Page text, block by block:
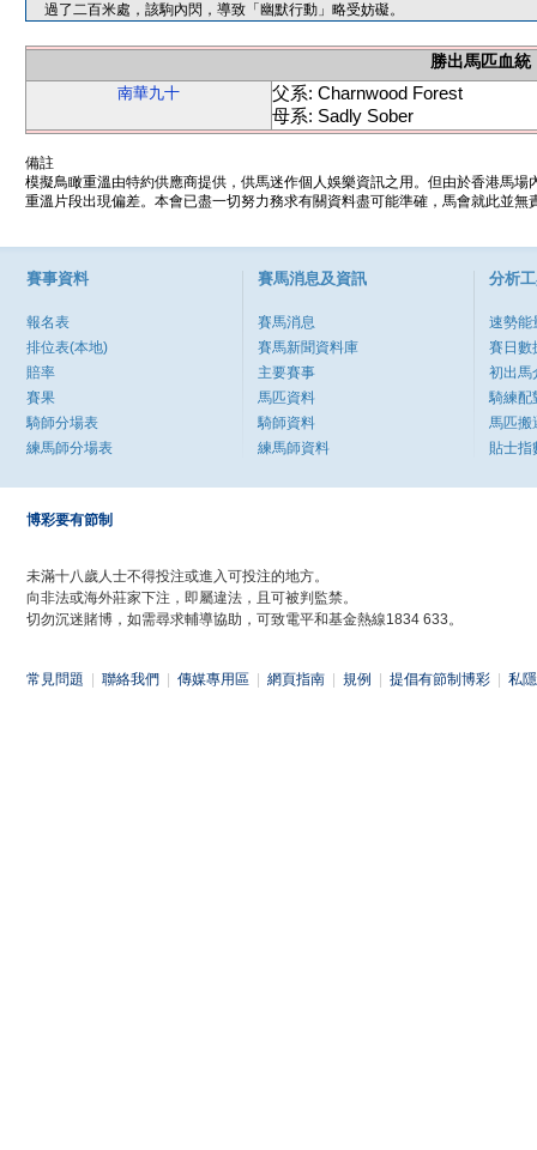
過了二百米處，該駒內閃，導致「幽默行動」略受妨礙。
勝出馬匹血統
南華九十
父系: Charnwood Forest
母系: Sadly Sober
備註
模擬鳥瞰重溫由特約供應商提供，供馬迷作個人娛樂資訊之用。但由於香港馬
重溫片段出現偏差。本會已盡一切努力務求有關資料盡可能準確，馬會就此並
賽事資料
報名表
排位表(本地)
賠率
賽果
騎師分場表
練馬師分場表
賽馬消息及資訊
賽馬消息
賽馬新聞資料庫
主要賽事
馬匹資料
騎師資料
練馬師資料
分析
速勢能
賽日數
初出馬
騎練配
馬匹搬
貼士指
博彩要有節制
未滿十八歲人士不得投注或進入可投注的地方。
向非法或海外莊家下注，即屬違法，且可被判監禁。
切勿沉迷賭博，如需尋求輔導協助，可致電平和基金熱線1834 633。
常見問題 聯絡我們 傳媒專用區 網頁指南 規例 提倡有節制博彩 私